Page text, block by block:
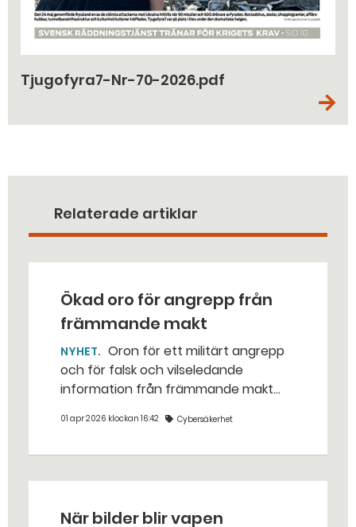
Tjugofyra7-Nr-70-2026.pdf
Relaterade artiklar
Ökad oro för angrepp från
främmande makt
NYHET
och för falsk och vilseledande
information från främmande makt
befolkningen. Samtidigt är stödet för
01 apr 2026 klockan 16:42 Cybersäkerhet
När bilder blir vapen